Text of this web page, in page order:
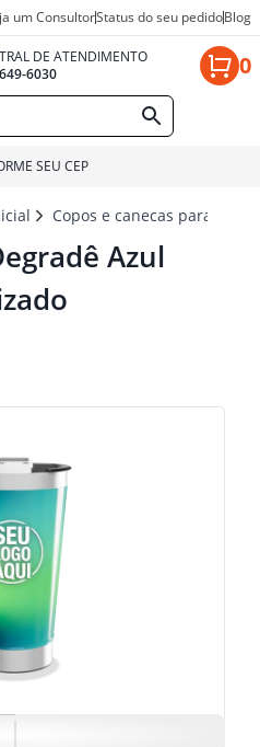
um ConsultorStatus do seu pedidoBlog
DE ATENDIMENTO
6030
0
SEU CEP
Copos e canecas para
Azul